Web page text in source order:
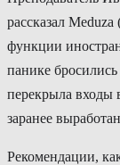
рассказал
функции
панике
перекрыла входы
заранее
Рекомендации,